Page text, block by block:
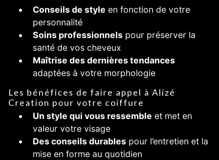
Conseils de style en fonction de votre
personnalité
Soins professionnels pour préserver la
santé de vos cheveux
Maîtrise des dernières tendances
adaptées à votre morphologie
Les bénéfices de faire appel à Alizé
Creation pour votre coiffure
Un style qui vous ressemble et met en
valeur votre visage
Des conseils durables pour l’entretien et la
mise en forme au quotidien